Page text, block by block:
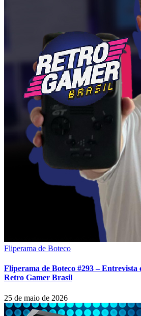
Fliperama de Boteco
Fliperama de Boteco #293 –
Retro Gamer Brasil
25 de maio de 2026